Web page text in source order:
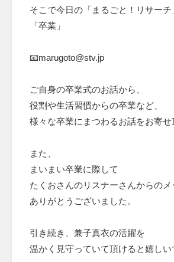
そこで今日の「まるごと！リサーチ
「卒業」
📧marugoto@stv.jp
ご自身の卒業式のお話から、
役割や生活習慣からの卒業など、
様々な卒業にまつわるお話をお寄せ
また、
まいまい卒業に際して
たくおさんのリスナーさんからのメ
ありがとうございました。
引き続き、兼子真衣の活躍を
温かく見守っていて頂けると嬉しい